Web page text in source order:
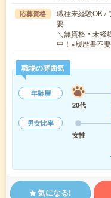
応募資格
職種未経験OK /
要
＼無資格・未経
中！※履歴書不
職場の雰囲気
年齢層
20代
男女比率
女性
気になる!